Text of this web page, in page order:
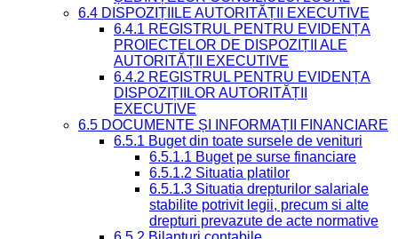
6.4 DISPOZIȚIILE AUTORITĂȚII EXECUTIVE
6.4.1 REGISTRUL PENTRU EVIDENȚA
PROIECTELOR DE DISPOZIȚII ALE
AUTORITĂȚII EXECUTIVE
6.4.2 REGISTRUL PENTRU EVIDENȚA
DISPOZIȚIILOR AUTORITĂȚII
EXECUTIVE
6.5 DOCUMENTE ȘI INFORMAȚII FINANCIARE
6.5.1 Buget din toate sursele de venituri
6.5.1.1 Buget pe surse financiare
6.5.1.2 Situatia platilor
6.5.1.3 Situatia drepturilor salariale
stabilite potrivit legii, precum si alte
drepturi prevazute de acte normative